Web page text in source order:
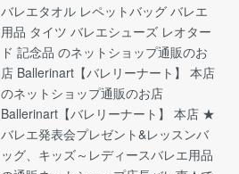
バレエタオル レペットバッグ バレエ
用品 タイツ バレエシューズ レオター
ド 記念品 のネットショップ通販のお
店 Ballerinart【バレリーナート】 本店
のネットショップ通販のお店
Ballerinart【バレリーナート】 本店 ★
バレエ発表会プレゼント&レッスンバ
ッグ、キッズ～レディースバレエ用品